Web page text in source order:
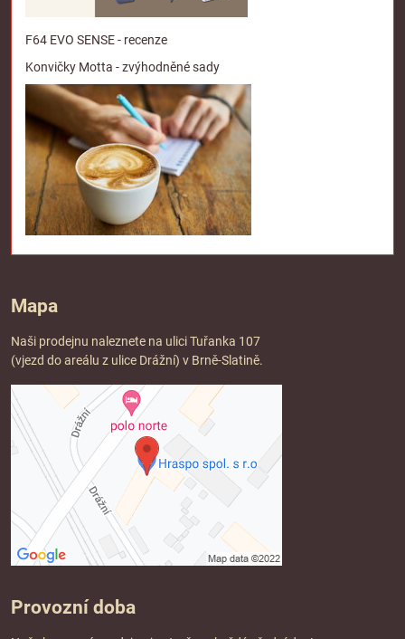
F64 EVO SENSE - recenze
Konvičky Motta - zvýhodněné sady
Mapa
Naši prodejnu naleznete na ulici Tuřanka 107
(vjezd do areálu z ulice Drážní) v Brně-Slatině.
Provozní doba